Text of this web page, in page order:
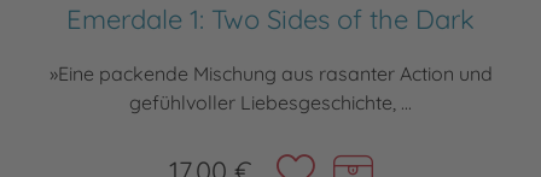
Emerdale 1: Two Sides of the Dark
»Eine packende Mischung aus rasanter Action und
gefühlvoller Liebesgeschichte, ...